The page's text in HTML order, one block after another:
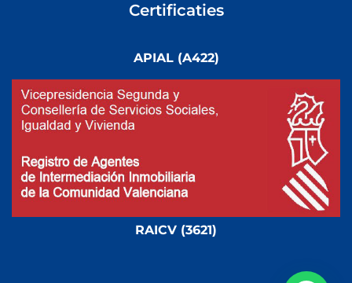
Certificaties
APIAL (A422)
RAICV (3621)